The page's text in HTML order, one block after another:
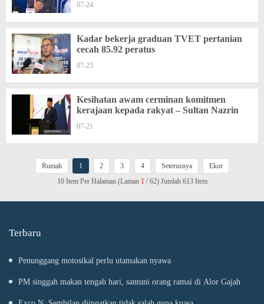
07-24
Kadar bekerja graduan TVET pertanian
cecah 85.92 peratus
07-23
Kesihatan awam cerminan komitmen
kerajaan kepada rakyat – Sultan Nazrin
07-21
Rumah 1 2 3 4 Seterusnya
Ekor
10 Item Per Halaman (Laman 1 / 62) Jumlah 613 Item
Terbaru
Penunggang motosikal perlu utamakan nyawa
PM singgah makan tengah hari, santuni orang ramai di Alor Gajah